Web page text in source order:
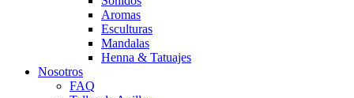
Aromas
Esculturas
Mandalas
Henna & Tatuajes
Nosotros
FAQ